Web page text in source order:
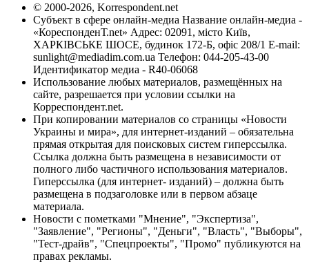
© 2000-2026, Korrespondent.net
Субъект в сфере онлайн-медиа Название онлайн-медиа -
«КореспонденТ.net» Адрес: 02091, місто Київ,
ХАРКІВСЬКЕ ШОСЕ, будинок 172-Б, офіс 208/1 E-mail:
sunlight@mediadim.com.ua Телефон: 044-205-43-00
Идентификатор медиа - R40-06068
Использование любых материалов, размещённых на
сайте, разрешается при условии ссылки на
Корреспондент.net.
При копировании материалов со страницы «Новости
Украины и мира», для интернет-изданий – обязательна
прямая открытая для поисковых систем гиперссылка.
Ссылка должна быть размещена в независимости от
полного либо частичного использования материалов.
Гиперссылка (для интернет- изданий) – должна быть
размещена в подзаголовке или в первом абзаце
материала.
Новости с пометками "Мнение", "Экспертиза",
"Заявление", "Регионы", "Деньги", "Власть", "Выборы",
"Тест-драйв", "Спецпроекты", "Промо" публикуются на
правах рекламы.